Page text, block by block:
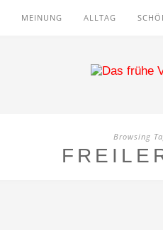
MEINUNG ALLTAG
Browsing